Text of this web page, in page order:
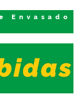
Envasado